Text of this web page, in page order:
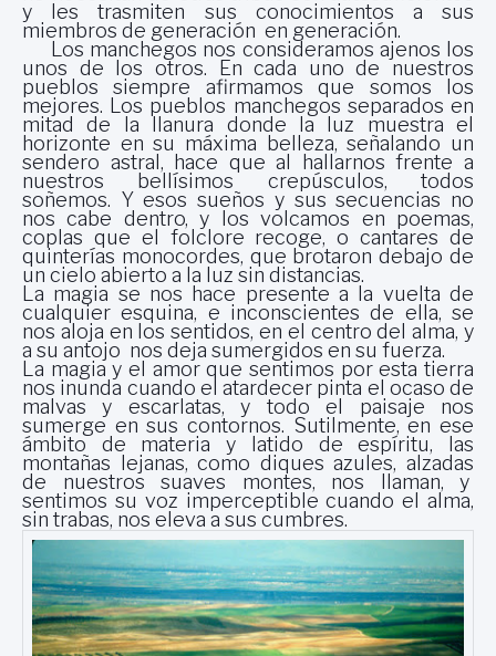
y les trasmiten sus conocimientos a sus
miembros de generación en generación.
Los manchegos nos consideramos ajenos los
unos de los otros. En cada uno de nuestros
pueblos siempre afirmamos que somos los
mejores. Los pueblos manchegos separados en
mitad de la llanura donde la luz muestra el
horizonte en su máxima belleza, señalando un
sendero astral, hace que al hallarnos frente a
nuestros bellísimos crepúsculos, todos
soñemos. Y esos sueños y sus secuencias no
nos cabe dentro, y los volcamos en poemas,
coplas que el folclore recoge, o cantares de
quinterías monocordes, que brotaron debajo de
un cielo abierto a la luz sin distancias.
La magia se nos hace presente a la vuelta de
cualquier esquina, e inconscientes de ella, se
nos aloja en los sentidos, en el centro del alma, y
a su antojo nos deja sumergidos en su fuerza.
La magia y el amor que sentimos por esta tierra
nos inunda cuando el atardecer pinta el ocaso de
malvas y escarlatas, y todo el paisaje nos
sumerge en sus contornos. Sutilmente, en ese
ámbito de materia y latido de espíritu, las
montañas lejanas, como diques azules, alzadas
de nuestros suaves montes, nos llaman, y
sentimos su voz imperceptible cuando el alma,
sin trabas, nos eleva a sus cumbres.